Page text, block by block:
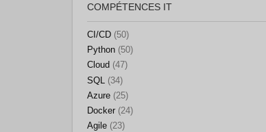
COMPÉTENCES IT
CI/CD (50)
Python (50)
Cloud (47)
SQL
(34)
Azure (25)
Docker (24)
Agile (23)